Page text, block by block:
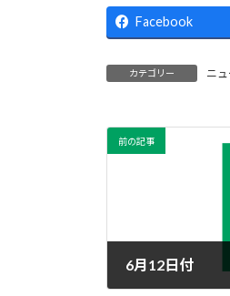
Facebook
カテゴリー ニュ
前の記事
6月12日付